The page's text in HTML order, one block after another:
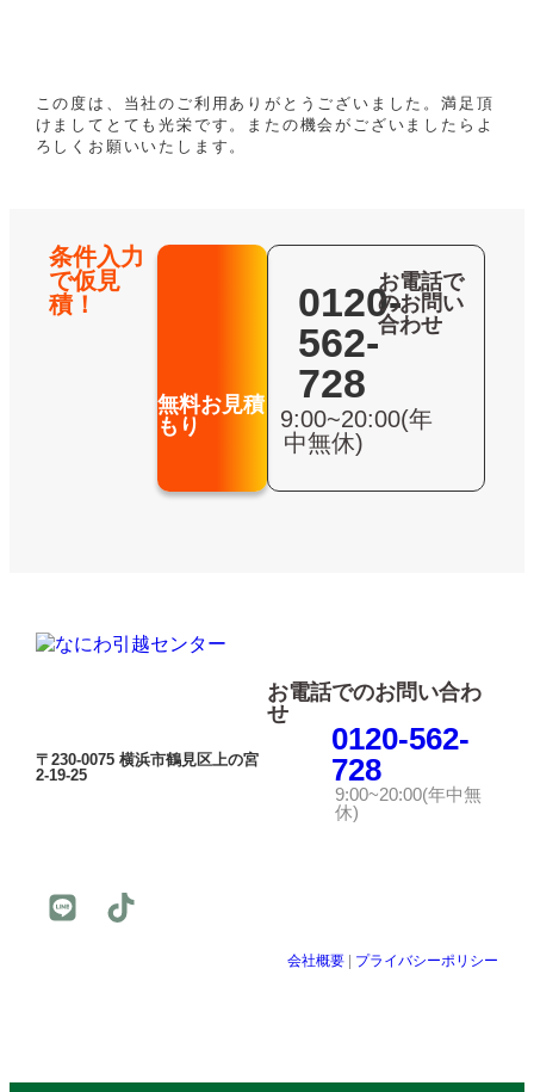
この度は、当社のご利用ありがとうございました。満足頂
けましてとても光栄です。またの機会がございましたらよ
ろしくお願いいたします。
条件入力
で仮見
積！
無料お見積
もり
0120-
562-
728
9:00~20:00(年
中無休)
お電話で
のお問い
合わせ
〒230-0075 横浜市鶴見区上の宮
2-19-25
お電話でのお問い合わ
せ
0120-562-
728
9:00~20:00(年中無
休)
会社概要 | プライバシーポリシー